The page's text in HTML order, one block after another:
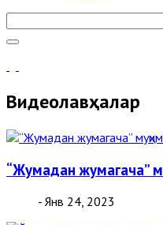
Видеолавҳалар
“Жумадан жумагача”
- Янв 24, 2023